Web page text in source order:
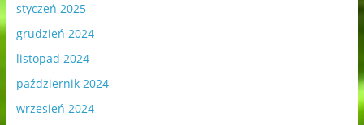
styczeń 2025
grudzień 2024
listopad 2024
październik 2024
wrzesień 2024